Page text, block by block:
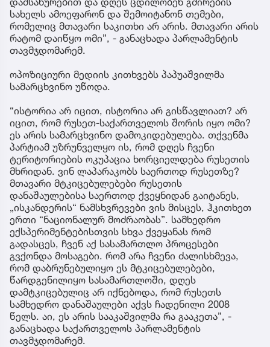
სახელს ამოეფარონ და შემოიტანონ თემები,
რომელიც მთავარი საკითხი არ არის. მთავარი არის
რატომ დაიწყო ომი”, - განაცხადა პარლამენტის
თავმჯდომარემ.
ოპოზიციური მედიის კითხვებს პაპუაშვილმა
სამარცხვინო უწოდა.
“ისტორია არ იცით, ისტორია არ გისწავლიათ? არ
იცით, რომ რუსეთ-საქართველოს შორის იყო ომი?
ეს არის სამარცხვინო დამოკიდებულება. თქვენმა
პარტიამ უზრუნველყო ის, რომ დღეს ჩვენი
ტერიტორიების ოკუპაცია ხორციელდება რუსეთის
მხრიდან. ვინ ლაპარაკობს საერთოდ რუსეთზე?
მთავარი მტკიცებულებები რუსეთის
დანაშაულებისა საერთოდ ქვეყნიდან გაიტანეს,
„ისკანდერის“ ნამსხვრევები ვის მისცეს, ჰკითხეთ
ერთი “ნაციონალურ მოძრაობას”. სამხედრო
ექსპერიმენტებისთვის სხვა ქვეყანას რომ
გადასცეს, ჩვენ აქ სასამართლო პროცესები
გვქონდა მოსაგები. რომ არა ჩვენი ძალისხმევა,
რომ დაბრუნებულიყო ეს მტკიცებულებები,
წარდგენილიყო სასამართლოში, დღეს
დამტკიცებულიც არ იქნებოდა, რომ რუსეთს
სამხედრო დანაშაულები აქვს ჩადენილი 2008
წელს. აი, ეს არის სააკაშვილმა რა გააკეთა”, -
განაცხადა საქართველოს პარლამენტის
თავმჯდომარემ.